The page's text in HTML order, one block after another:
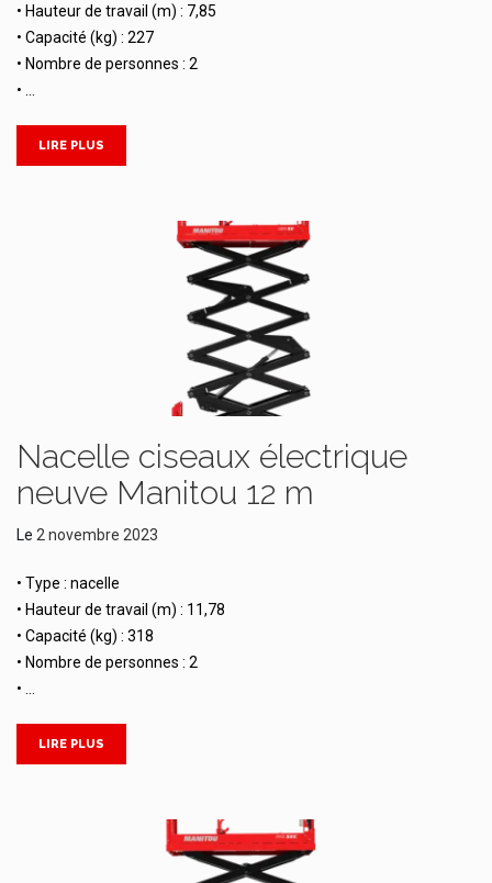
• Hauteur de travail (m) : 7,85
• Capacité (kg) : 227
• Nombre de personnes : 2
• …
LIRE PLUS
Nacelle ciseaux électrique
neuve Manitou 12 m
Le 2 novembre 2023
• Type : nacelle
• Hauteur de travail (m) : 11,78
• Capacité (kg) : 318
• Nombre de personnes : 2
• …
LIRE PLUS